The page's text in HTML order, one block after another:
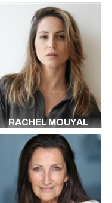
RACHEL MOUYAL